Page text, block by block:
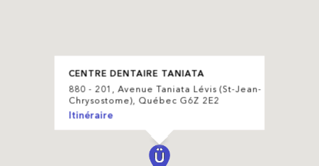
CENTRE DENTAIRE TANIATA
880 - 201, Avenue Taniata Lévis (St-Jean-
Chrysostome), Québec G6Z 2E2
Itinéraire